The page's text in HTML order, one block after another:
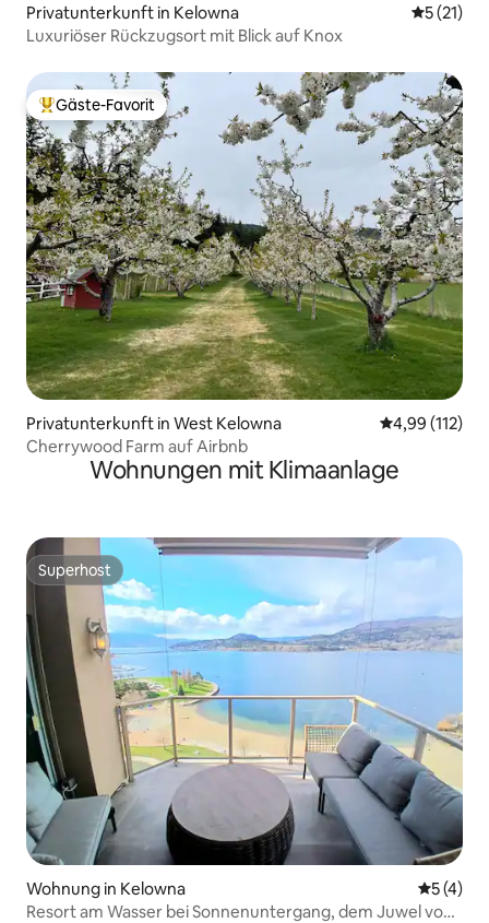
Privatunterkunft in Kelowna
5 (21)
Luxuriöser Rückzugsort mit Blick auf Knox
Beliebter Gäste-Favorit.
Gäste-Favorit
Privatunterkunft in West Kelowna
4,99 (112)
Cherrywood Farm auf Airbnb
Wohnungen mit Klimaanlage
Superhost
Superhost
Wohnung in Kelowna
5 (4)
Resort am Wasser bei Sonnenuntergang, dem Juwel von